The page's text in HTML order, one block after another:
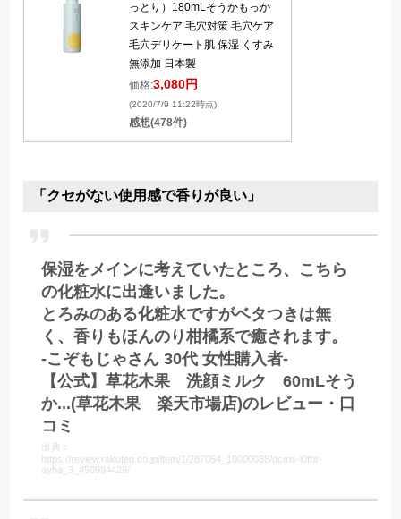
っとり）180mLそうかもっか
スキンケア 毛穴対策 毛穴ケア
毛穴デリケート肌 保湿 くすみ
無添加 日本製
価格:3,080円
(2020/7/9 11:22時点)
感想(478件)
「クセがない使用感で香りが良い」
保湿をメインに考えていたところ、こちら
の化粧水に出逢いました。
とろみのある化粧水ですがベタつきは無
く、香りもほんのり柑橘系で癒されます。
-こぞもじゃさん 30代 女性購入者-
【公式】草花木果 洗顔ミルク 60mLそう
か...(草花木果 楽天市場店)のレビュー・口
コミ
出典：
https://review.rakuten.co.jp/item/1/287054_10000038/dcms-i0tbr-
ayha_3_450994429/